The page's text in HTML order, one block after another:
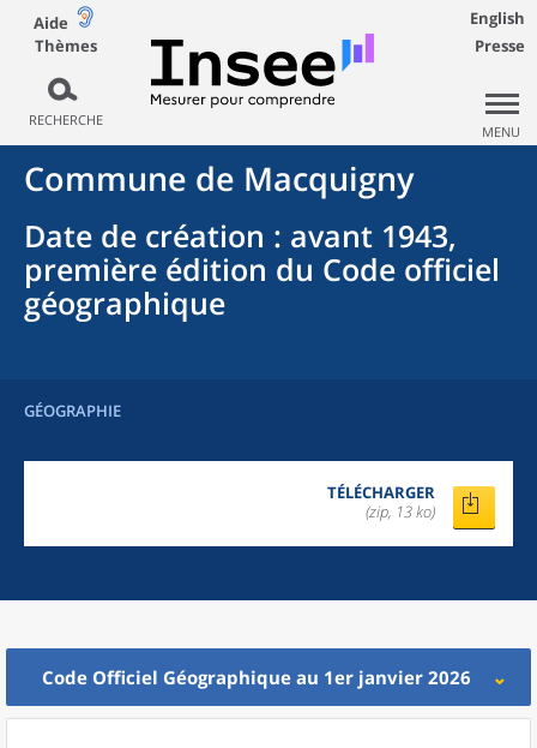
Aide
Thèmes
RECHERCHE
English
Presse
MENU
Commune de Macquigny
Date de création : avant 1943,
première édition du Code officiel
géographique
GÉOGRAPHIE
TÉLÉCHARGER
(zip, 13 ko)
Code Officiel Géographique au 1er janvier 2026